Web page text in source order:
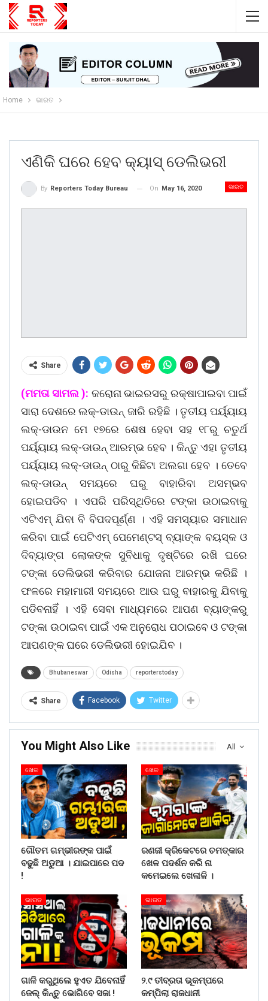
Home ଭାରତ
ଏଣିକି ଘରେ ହେବ କ୍ୟାସ୍ ଡେଲିଭରୀ
ଭାରତ
By Reporters Today Bureau On May 16, 2020
Share
(ମମତା ସାମଲ ): କରୋନା ଭାଇରସରୁ ରକ୍ଷାପାଇବା ପାଇଁ
ସାରା ଦେଶରେ ଲକ୍-ଡାଉନ୍ ଜାରି ରହିଛି । ତୃତୀୟ ପର୍ୟ୍ୟାୟ
ଲକ୍-ଡାଉନ ମେ ୧୭ରେ ଶେଷ ହେବା ସହ ୧୮ରୁ ଚତୁର୍ଥ
ପର୍ୟ୍ୟାୟ ଲକ୍-ଡାଉନ୍ ଆରମ୍ଭ ହେବ । କିନ୍ତୁ ଏହା ତୃତୀୟ
ପର୍ୟ୍ୟାୟ ଲକ୍-ଡାଉନ୍ ଠାରୁ କିଛିଟା ଅଲଗା ହେବ । ତେବେ
ଲକ୍-ଡାଉନ୍ ସମୟରେ ଘରୁ ବାହାରିବା ଅସମ୍ଭବ
ହୋଇପଡିବ । ଏପରି ପରିସ୍ଥିତିରେ ଟଙ୍କା ଉଠାଇବାକୁ
ଏଟିଏମ୍ ଯିବା ବି ବିପଦପୂର୍ଣ୍ଣ । ଏହି ସମସ୍ୟାର ସମାଧାନ
କରିବା ପାଇଁ ପେଟିଏମ୍ ପେମେଣ୍ଟସ୍ ବ୍ୟାଙ୍କ ବୟସ୍କ ଓ
ଦିବ୍ୟାଙ୍ଗ ଲୋକଙ୍କ ସୁବିଧାକୁ ଦୃଷ୍ଟିରେ ରଖି ଘରେ
ଟଙ୍କା ଡେଲିଭରୀ କରିବାର ଯୋଜନା ଆରମ୍ଭ କରିଛି ।
ଫଳରେ ମହାମାରୀ ସମୟରେ ଆଉ ଘରୁ ବାହାରକୁ ଯିବାକୁ
ପଡିବନାହିଁ । ଏହି ସେବା ମାଧ୍ୟମରେ ଆପଣ ବ୍ୟାଙ୍କରୁ
ଟଙ୍କା ଉଠାଇବା ପାଇଁ ଏକ ଅନୁରୋଧ ପଠାଇବେ ଓ ଟଙ୍କା
ଆପଣଙ୍କ ଘରେ ଡେଲିଭରୀ ହୋଇଯିବ ।
Bhubaneswar Odisha reporterstoday
Share Facebook Twitter
All
You Might Also Like
ଖେଳ
ଗୌତମ ଗମ୍ଭୀରଙ୍କ ପାଇଁ
ବଢୁଛି ଅଡୁଆ । ଯାଇପାରେ ପଦ
!
ଖେଳ
ରଣଜୀ କ୍ରିକେଟରେ ଚମତ୍କାର
ଖେଳ ପଦର୍ଶନ କରି ନା
କମେଇଲେ ଖେଳାଳି ।
ଭାରତ
ଗାଳି କରୁଥିଲେ ହୁଏତ ଯିବେନାହିଁ
ଜେଲ୍ କିନ୍ତୁ ଭୋଗିବେ ସଜା !
ଭାରତ
୨.୯ ତୀବ୍ରତା ଭୂକମ୍ପରେ
କମ୍ପିଲା ରାଜଧାନୀ